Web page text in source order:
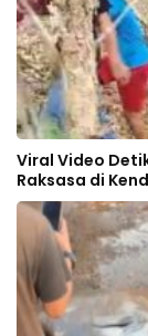
Viral Video
Raksasa di